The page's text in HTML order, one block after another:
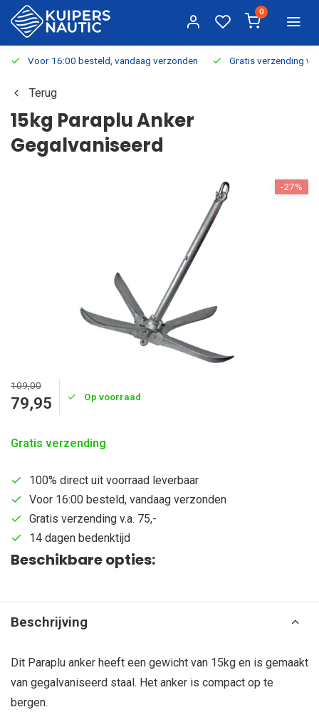
0
Voor 16:00 besteld, vandaag verzonden Gratis verzending
Terug
15kg Paraplu Anker
Gegalvaniseerd
-27%
109,00
79,95 Op voorraad
Gratis verzending
100% direct uit voorraad leverbaar
Voor 16:00 besteld, vandaag verzonden
Gratis verzending v.a. 75,-
14 dagen bedenktijd
Beschikbare opties:
Beschrijving
Dit Paraplu anker heeft een gewicht van 15kg en is gemaakt
van gegalvaniseerd staal. Het anker is compact op te
bergen.